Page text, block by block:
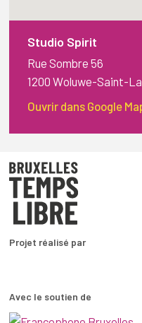
Studio Spirit
Rue Sombre 56
1200 Woluwe-Saint-
Ouvrir dans Google
Projet réalisé par
Avec le soutien de